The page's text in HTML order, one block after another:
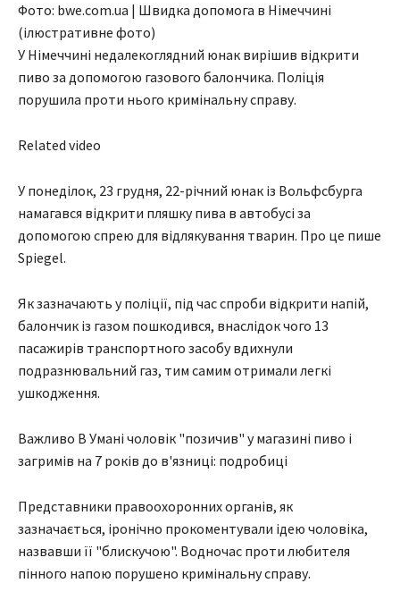
Фото: bwe.com.ua | Швидка допомога в Німеччині
(ілюстративне фото)
У Німеччині недалекоглядний юнак вирішив відкрити
пиво за допомогою газового балончика. Поліція
порушила проти нього кримінальну справу.
Related video
У понеділок, 23 грудня, 22-річний юнак із Вольфсбурга
намагався відкрити пляшку пива в автобусі за
допомогою спрею для відлякування тварин. Про це пише
Spiegel.
Як зазначають у поліції, під час спроби відкрити напій,
балончик із газом пошкодився, внаслідок чого 13
пасажирів транспортного засобу вдихнули
подразнювальний газ, тим самим отримали легкі
ушкодження.
Важливо В Умані чоловік "позичив" у магазині пиво і
загримів на 7 років до в'язниці: подробиці
Представники правоохоронних органів, як
зазначається, іронічно прокоментували ідею чоловіка,
назвавши її "блискучою". Водночас проти любителя
пінного напою порушено кримінальну справу.